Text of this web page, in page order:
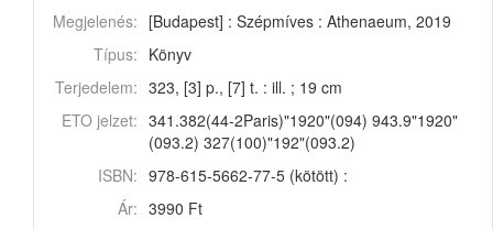
Megjelenés: [Budapest] : Szépmíves : Athenaeum, 2019
Típus: Könyv
Terjedelem: 323, [3] p., [7] t. : ill. ; 19 cm
ETO jelzet: 341.382(44-2Paris)"1920"(094) 943.9"1920"
(093.2) 327(100)"192"(093.2)
ISBN: 978-615-5662-77-5 (kötött) :
Ár: 3990 Ft